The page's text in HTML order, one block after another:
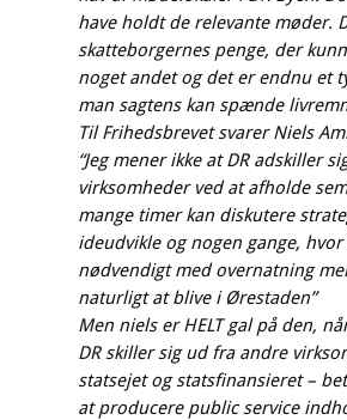
have holdt de relevante møder.
skatteborgernes penge, der
noget andet og det er endnu et
man sagtens kan spænde
Til Frihedsbrevet svarer Niels
“Jeg mener ikke at DR adskiller
virksomheder ved at afholde
mange timer kan diskutere
ideudvikle og nogen gange,
nødvendigt med overnatning
naturligt at blive i Ørestaden”
Men niels er HELT gal på den,
DR skiller sig ud fra andre
statsejet og statsfinansieret –
at producere public service